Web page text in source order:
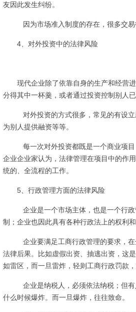
友因此发生纠纷。
因为市场准入制度的存在，很多交
4、对外投资中的法律风险
现代企业除了依靠自身的生产和经营
分得其中一杯羹，或者通过投资控制别人
对外投资的方式很多，常见的有设
为别人提供融资等等。
每一次对外投资都既是一个商业项
企业企业家认为，法律管理在项目中的作
统的、全流程的工作。
5、行政管理方面的法律风险
企业是一个市场主体，也是一个行
制；企业也因此具有各种行政法上的权利
企业要满足工商行政管理的要求，
法律后果。比如虚假出资、抽逃出资，这
如雷区，而一旦雷炸，轻则工商行政罚款，
企业是纳税人，必须依法纳税；但
什么时候爆炸。而一旦爆炸，往往致命。